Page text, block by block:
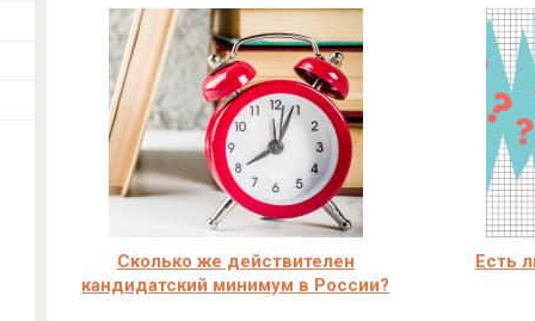
Сколько же действителен
кандидатский минимум в России?
Есть